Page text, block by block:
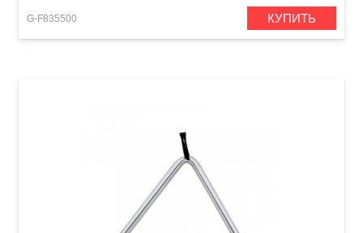
G-F835500 КУПИТЬ